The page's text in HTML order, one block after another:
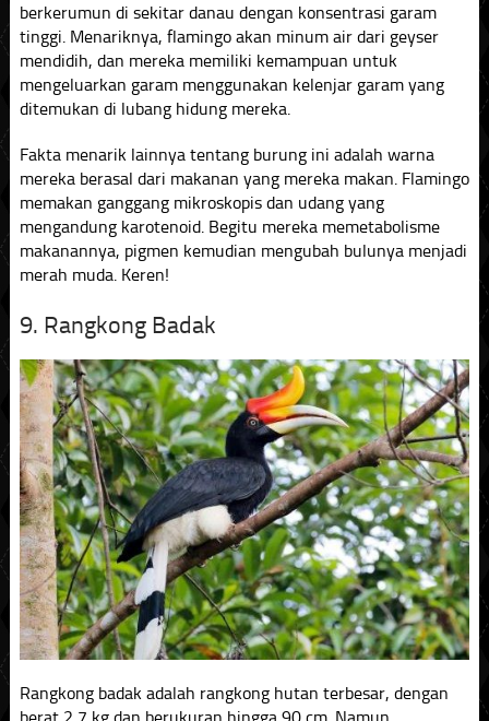
berkerumun di sekitar danau dengan konsentrasi garam
tinggi. Menariknya, flamingo akan minum air dari geyser
mendidih, dan mereka memiliki kemampuan untuk
mengeluarkan garam menggunakan kelenjar garam yang
ditemukan di lubang hidung mereka.
Fakta menarik lainnya tentang burung ini adalah warna
mereka berasal dari makanan yang mereka makan. Flamingo
memakan ganggang mikroskopis dan udang yang
mengandung karotenoid. Begitu mereka memetabolisme
makanannya, pigmen kemudian mengubah bulunya menjadi
merah muda. Keren!
9. Rangkong Badak
Rangkong badak adalah rangkong hutan terbesar, dengan
berat 2,7 kg dan berukuran hingga 90 cm. Namun